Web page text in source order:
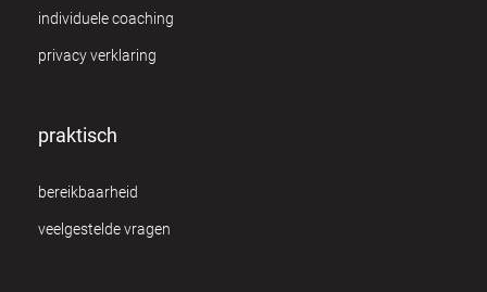
individuele coaching
privacy verklaring
praktisch
bereikbaarheid
veelgestelde vragen